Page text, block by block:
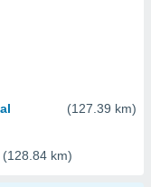
(127.39 km)
(128.84 km)